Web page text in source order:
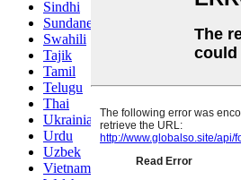
Sindhi
Sundanese
Swahili
Tajik
Tamil
Telugu
Thai
Ukrainian
Urdu
Uzbek
Vietnamese